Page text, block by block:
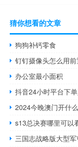
猜你想看的文章
狗狗补钙零食
钉钉摄像头怎么用
办公室最小面积
抖音24小时平台下
s13总决赛哪里可以
三国志战略版大型